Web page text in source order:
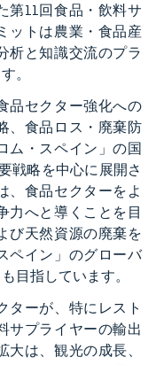
第11回食品・飲料サ
ットは農業・食品産
析と知識交流のプラ
。
品セクター強化への
、食品ロス・廃棄防
ム・スペイン」の国
戦略を中心に展開さ
、食品セクターをよ
力へと導くことを目
び天然資源の廃棄を
ペイン」のグローバ
目指しています。
ターが、特にレスト
サプライヤーの輸出
は、観光の成長、